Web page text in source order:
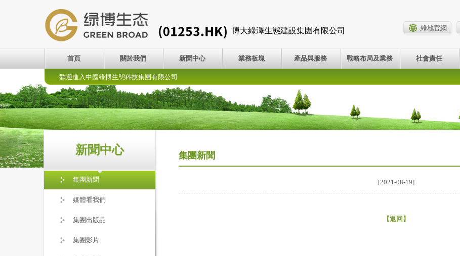
博大綠澤生態建設集團有限公司
綠地官網
首頁 關於我們 新聞中心 業務板塊 產品與服務 戰略布局及業務 社會責任
歡迎進入中國綠博生態科技集團有限公司
新聞中心
集團新聞
媒體看我們
集團出版品
集團影片
集團新聞
[2021-08-19]
【返回 】